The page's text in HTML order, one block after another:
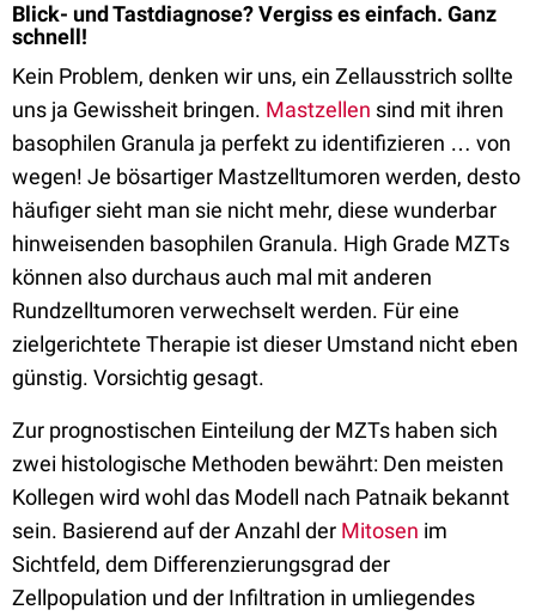
Blick- und Tastdiagnose? Vergiss es einfach. Ganz
schnell!
Kein Problem, denken wir uns, ein Zellausstrich sollte
uns ja Gewissheit bringen. Mastzellen sind mit ihren
basophilen Granula ja perfekt zu identifizieren … von
wegen! Je bösartiger Mastzelltumoren werden, desto
häufiger sieht man sie nicht mehr, diese wunderbar
hinweisenden basophilen Granula. High Grade MZTs
können also durchaus auch mal mit anderen
Rundzelltumoren verwechselt werden. Für eine
zielgerichtete Therapie ist dieser Umstand nicht eben
günstig. Vorsichtig gesagt.
Zur prognostischen Einteilung der MZTs haben sich
zwei histologische Methoden bewährt: Den meisten
Kollegen wird wohl das Modell nach Patnaik bekannt
sein. Basierend auf der Anzahl der Mitosen im
Sichtfeld, dem Differenzierungsgrad der
Zellpopulation und der Infiltration in umliegendes